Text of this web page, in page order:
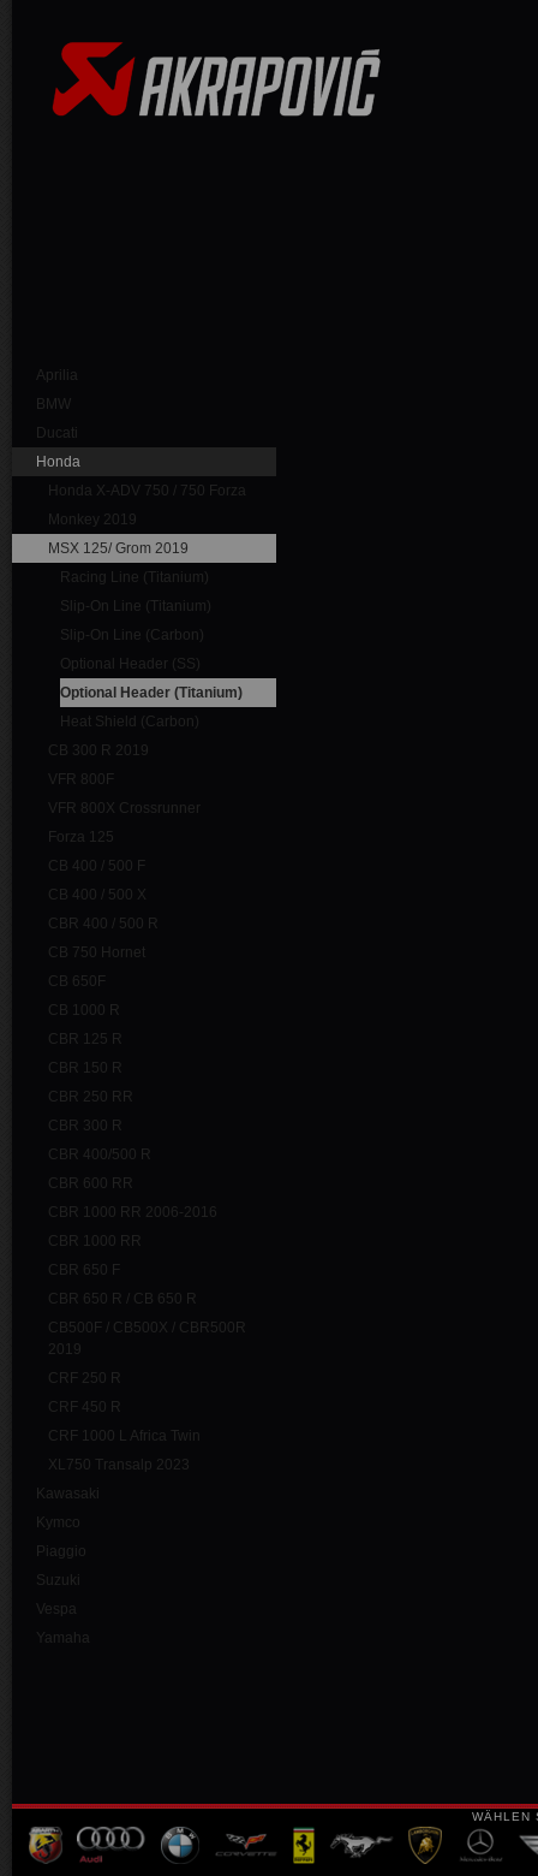
WÄHLEN
Aprilia
BMW
Ducati
Honda
Honda X-ADV 750 / 750 Forza
Monkey 2019
MSX 125/ Grom 2019
Racing Line (Titanium)
Slip-On Line (Titanium)
Slip-On Line (Carbon)
Optional Header (SS)
Optional Header (Titanium)
Heat Shield (Carbon)
CB 300 R 2019
VFR 800F
VFR 800X Crossrunner
Forza 125
CB 400 / 500 F
CB 400 / 500 X
CBR 400 / 500 R
CB 750 Hornet
CB 650F
CB 1000 R
CBR 125 R
CBR 150 R
CBR 250 RR
CBR 300 R
CBR 400/500 R
CBR 600 RR
CBR 1000 RR 2006-2016
CBR 1000 RR
CBR 650 F
CBR 650 R / CB 650 R
CB500F / CB500X / CBR500R
2019
CRF 250 R
CRF 450 R
CRF 1000 L Africa Twin
XL750 Transalp 2023
Kawasaki
Kymco
Piaggio
Suzuki
Vespa
Yamaha